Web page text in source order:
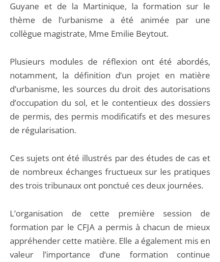
Guyane et de la Martinique, la formation sur le
thème de l’urbanisme a été animée par une
collègue magistrate, Mme Emilie Beytout.
Plusieurs modules de réflexion ont été abordés,
notamment, la définition d’un projet en matière
d’urbanisme, les sources du droit des autorisations
d’occupation du sol, et le contentieux des dossiers
de permis, des permis modificatifs et des mesures
de régularisation.
Ces sujets ont été illustrés par des études de cas et
de nombreux échanges fructueux sur les pratiques
des trois tribunaux ont ponctué ces deux journées.
L’organisation de cette première session de
formation par le CFJA a permis à chacun de mieux
appréhender cette matière. Elle a également mis en
valeur l’importance d’une formation continue